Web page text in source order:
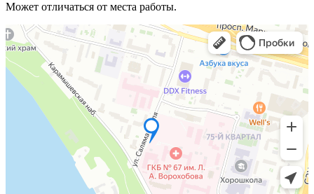
Может отличаться от места работы.